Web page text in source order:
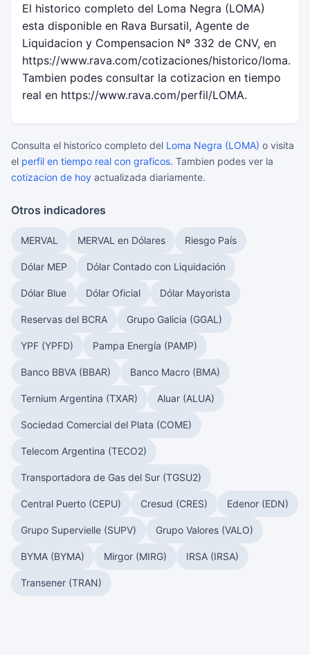
El historico completo del Loma Negra (LOMA)
esta disponible en Rava Bursatil, Agente de
Liquidacion y Compensacion Nº 332 de CNV, en
https://www.rava.com/cotizaciones/historico/loma.
Tambien podes consultar la cotizacion en tiempo
real en https://www.rava.com/perfil/LOMA.
Consulta el historico completo del Loma Negra (LOMA) o visita
el perfil en tiempo real con graficos. Tambien podes ver la
cotizacion de hoy actualizada diariamente.
Otros indicadores
MERVAL MERVAL en Dólares Riesgo País
Dólar MEP Dólar Contado con Liquidación
Dólar Blue Dólar Oficial Dólar Mayorista
Reservas del BCRA Grupo Galicia (GGAL)
YPF (YPFD) Pampa Energía (PAMP)
Banco BBVA (BBAR) Banco Macro (BMA)
Ternium Argentina (TXAR) Aluar (ALUA)
Sociedad Comercial del Plata (COME)
Telecom Argentina (TECO2)
Transportadora de Gas del Sur (TGSU2)
Central Puerto (CEPU) Cresud (CRES) Edenor (EDN)
Grupo Supervielle (SUPV) Grupo Valores (VALO)
BYMA (BYMA) Mirgor (MIRG) IRSA (IRSA)
Transener (TRAN)